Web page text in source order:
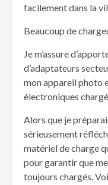
facilement dans la
Beaucoup de
Je m’assure
d’adaptateurs
mon appareil photo
électroniques
Alors que je
sérieusement
matériel de charge
pour garantir que
toujours chargés.